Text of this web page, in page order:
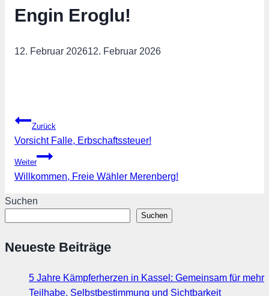
Engin Eroglu!
12. Februar 202612. Februar 2026
Beitragsnavigation
Zurück
Vorsicht Falle, Erbschaftssteuer!
Weiter
Willkommen, Freie Wähler Merenberg!
Suchen
Suchen
Neueste Beiträge
5 Jahre Kämpferherzen in Kassel: Gemeinsam für mehr
Teilhabe, Selbstbestimmung und Sichtbarkeit